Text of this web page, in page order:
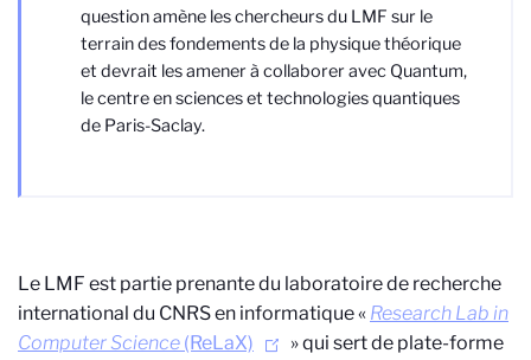
question amène les chercheurs du LMF sur le
terrain des fondements de la physique théorique
et devrait les amener à collaborer avec Quantum,
le centre en sciences et technologies quantiques
de Paris-Saclay.
Le LMF est partie prenante du laboratoire de recherche
international du CNRS en informatique « Research Lab in
Computer Science (ReLaX)
» qui sert de plate-forme